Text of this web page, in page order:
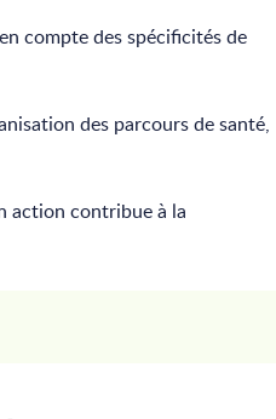
compte des spécificités de
des parcours de santé,
action contribue à la